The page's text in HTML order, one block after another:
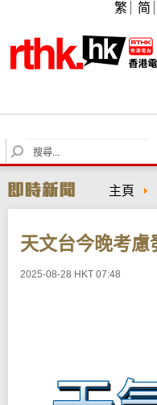
繁 简
S
e
r
c
主頁
天文台今晚考慮
2025-08-28 HKT 07:48